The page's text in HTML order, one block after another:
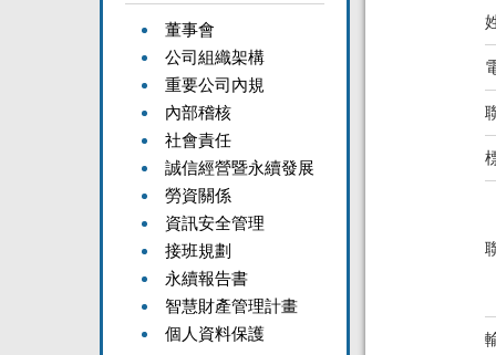
董事會
公司組織架構
重要公司內規
內部稽核
社會責任
誠信經營暨永續發展
勞資關係
資訊安全管理
接班規劃
永續報告書
智慧財產管理計畫
個人資料保護